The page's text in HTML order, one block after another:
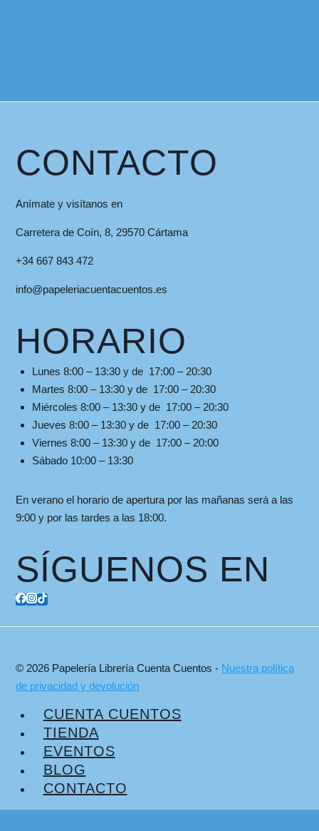
CONTACTO
Anímate y visítanos en
Carretera de Coín, 8, 29570 Cártama
+34 667 843 472
info@papeleriacuentacuentos.es
HORARIO
Lunes 8:00 – 13:30 y de 17:00 – 20:30
Martes 8:00 – 13:30 y de 17:00 – 20:30
Miércoles 8:00 – 13:30 y de 17:00 – 20:30
Jueves 8:00 – 13:30 y de 17:00 – 20:30
Viernes 8:00 – 13:30 y de 17:00 – 20:00
Sábado 10:00 – 13:30
En verano el horario de apertura por las mañanas será a las
9:00 y por las tardes a las 18:00.
SÍGUENOS EN
© 2026 Papelería Librería Cuenta Cuentos - Nuestra política
de privacidad y devolución
CUENTA CUENTOS
TIENDA
EVENTOS
BLOG
CONTACTO